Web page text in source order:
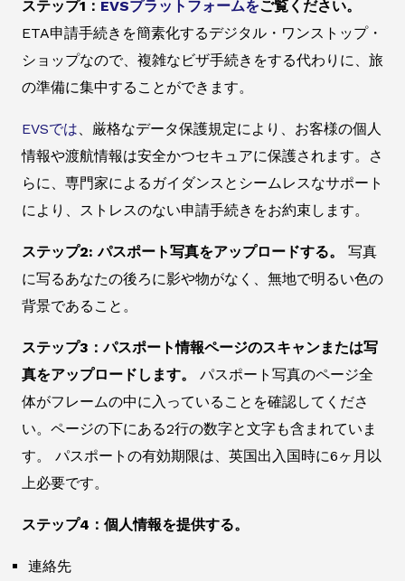
ステップ1： EVSプラットフォームをご覧ください。
ETA申請手続きを簡素化するデジタル・ワンストップ・
ショップなので、複雑なビザ手続きをする代わりに、旅
の準備に集中することができます。
EVSでは、厳格なデータ保護規定により、お客様の個人
情報や渡航情報は安全かつセキュアに保護されます。さ
らに、専門家によるガイダンスとシームレスなサポート
により、ストレスのない申請手続きをお約束します。
ステップ2: パスポート写真をアップロードする。 写真
に写るあなたの後ろに影や物がなく、無地で明るい色の
背景であること。
ステップ3：パスポート情報ページのスキャンまたは写
真をアップロードします。 パスポート写真のページ全
体がフレームの中に入っていることを確認してくださ
い。ページの下にある2行の数字と文字も含まれていま
す。 パスポートの有効期限は、英国出入国時に6ヶ月以
上必要です。
ステップ4：個人情報を提供する。
連絡先